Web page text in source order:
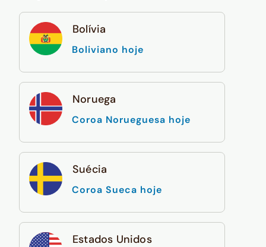
Bolívia
Boliviano hoje
Noruega
Coroa Norueguesa hoje
Suécia
Coroa Sueca hoje
Estados Unidos